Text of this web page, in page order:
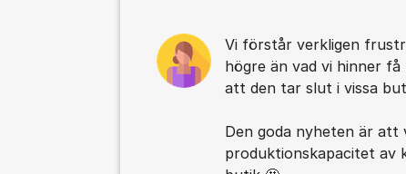
Vi förstår verkligen
högre än vad vi hinner
att den tar slut i vissa
Den goda nyheten är
produktionskapacitet av